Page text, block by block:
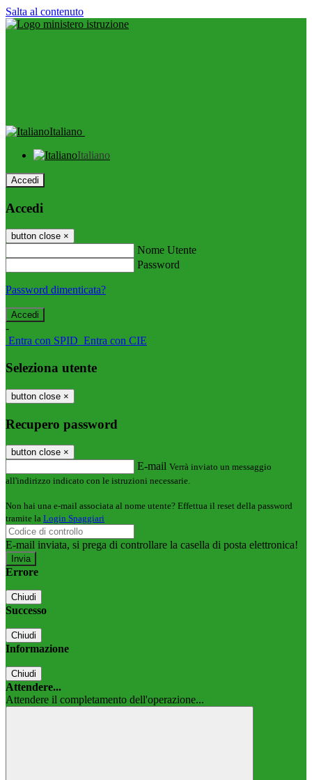
Salta al contenuto
Italiano
Italiano
Accedi
Accedi
button close ×
Nome Utente
Password
Password dimenticata?
-
Entra con SPID Entra con CIE
Seleziona utente
button close ×
Recupero password
button close ×
E-mail Verrà inviato un messaggio
all'indirizzo indicato con le istruzioni necessarie.
Non hai una e-mail associata al nome utente? Effettua il reset della password
tramite la Login Spaggiari
E-mail inviata, si prega di controllare la casella di posta elettronica!
Errore
Chiudi
Successo
Chiudi
Informazione
Chiudi
Attendere...
Attendere il completamento dell'operazione...